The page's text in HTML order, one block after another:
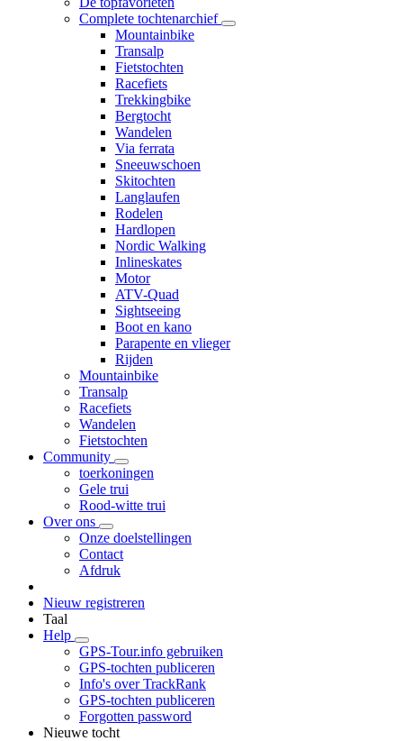
Complete tochtenarchief
Mountainbike
Transalp
Fietstochten
Racefiets
Trekkingbike
Bergtocht
Wandelen
Via ferrata
Sneeuwschoen
Skitochten
Langlaufen
Rodelen
Hardlopen
Nordic Walking
Inlineskates
Motor
ATV-Quad
Sightseeing
Boot en kano
Parapente en vlieger
Rijden
Mountainbike
Transalp
Racefiets
Wandelen
Fietstochten
Community
toerkoningen
Gele trui
Rood-witte trui
Over ons
Onze doelstellingen
Contact
Afdruk
Nieuw registreren
Taal
Help
GPS-Tour.info gebruiken
GPS-tochten publiceren
Info's over TrackRank
GPS-tochten publiceren
Forgotten password
Nieuwe tocht